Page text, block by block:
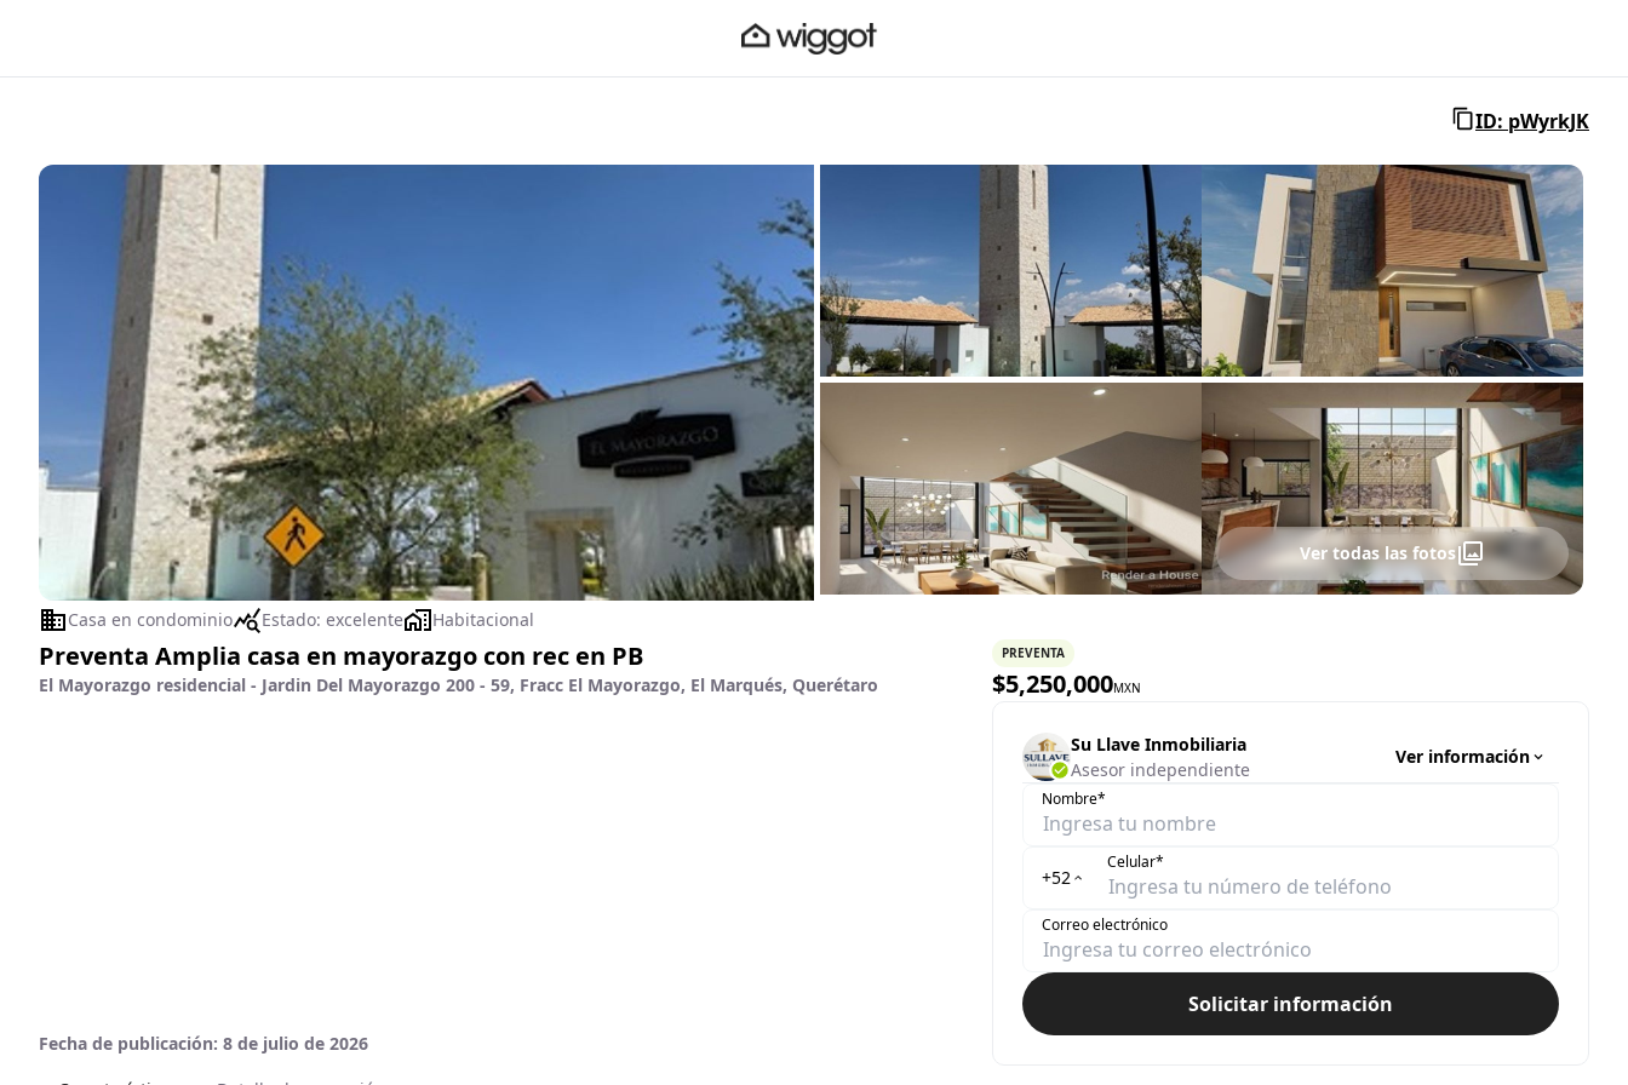
ID: pWyrkJK
Ver todas las fotos
Casa en condominio Estado: excelente Habitacional
Preventa Amplia casa en mayorazgo con rec en PB
El Mayorazgo residencial - Jardin Del Mayorazgo 200 - 59, Fracc El Mayorazgo, El Marqués, Querétaro
Fecha de publicación: 8 de julio de 2026
PREVENTA
$5,250,000MXN
Su Llave Inmobiliaria
Asesor independiente
Ver información
Nombre*
+52
Celular*
Correo electrónico
Solicitar información